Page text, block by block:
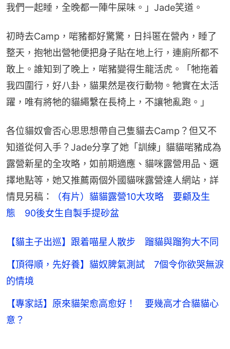
我們一起睡，全晚都一陣牛屎味。」Jade笑道。
初時去Camp，啱豬都好驚驚，日抖匿在營內，睡了
整天，抱牠出營牠便把身子貼在地上行，連廁所都不
敢上。誰知到了晚上，啱豬變得生龍活虎。「牠拖着
我四圍行，好八卦，貓果然是夜行動物。牠實在太活
躍，唯有將牠的貓繩繫在長椅上，不讓牠亂跑。」
各位貓奴會否心思思想帶自己隻貓去Camp？但又不
知道從何入手？Jade分享了她「訓練」貓貓啱豬成為
露營新星的全攻略，如前期適應、貓咪露營用品、選
擇地點等，她又推薦兩個外國貓咪露營達人網站，詳
情見另稿：
（有片）貓貓露營10大攻略　要顧及生
態　90後女生自製手提砂盆
【貓主子出巡】跟着喵星人散步 蹓貓與蹓狗大不同
【頂得順，先好養】貓奴脾氣測試 7個令你欲哭無淚
的情境
【專家話】原來貓架愈高愈好！ 要幾高才合貓貓心
意？